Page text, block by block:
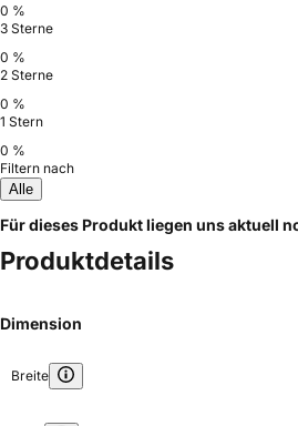
0 %
3 Sterne
0 %
2 Sterne
0 %
1 Stern
0 %
Filtern nach
Alle
Für dieses Produkt liegen uns aktuell
Produktdetails
Dimension
Breite